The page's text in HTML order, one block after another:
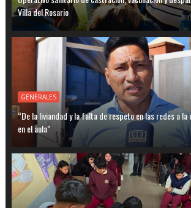
Villa del Rosario
GENERALES
“De la liviandad y la falta de respeto en las redes a
en el aula”